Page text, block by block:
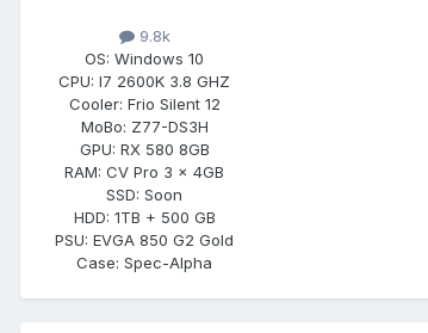
9.8k
OS: Windows 10
CPU: I7 2600K 3.8 GHZ
Cooler: Frio Silent 12
MoBo: Z77-DS3H
GPU: RX 580 8GB
RAM: CV Pro 3 x 4GB
SSD: Soon
HDD: 1TB + 500 GB
PSU: EVGA 850 G2 Gold
Case: Spec-Alpha